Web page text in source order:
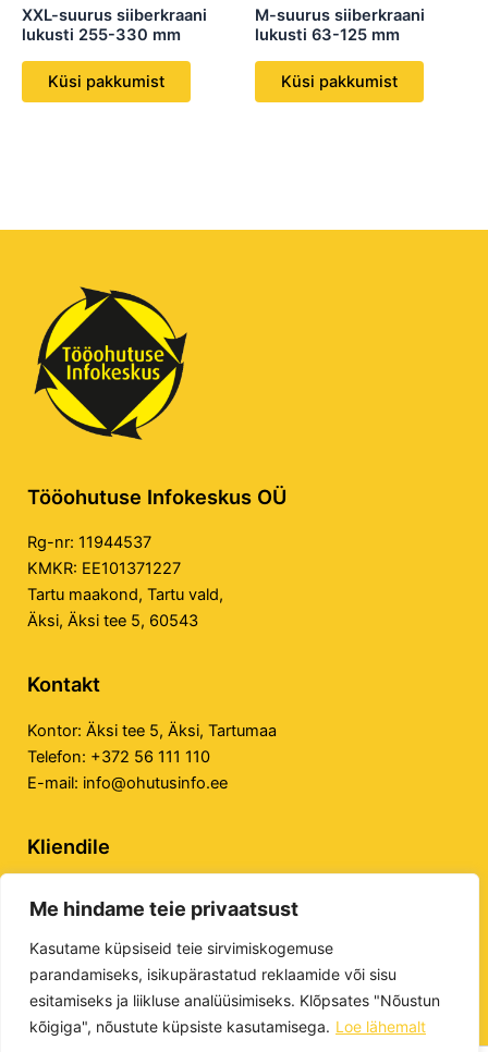
Me hindame teie privaatsust
Kasutame küpsiseid teie sirvimiskogemuse
parandamiseks, isikupärastatud reklaamide või sisu
esitamiseks ja liikluse analüüsimiseks. Klõpsates "Nõustun
kõigiga", nõustute küpsiste kasutamisega. Loe lähemalt
XXL-suurus siiberkraani
lukusti 255-330 mm
Küsi pakkumist
M-suurus siiberkraani
lukusti 63-125 mm
Küsi pakkumist
Tööohutuse Infokeskus OÜ
Rg-nr: 11944537
KMKR: EE101371227
Tartu maakond, Tartu vald,
Äksi, Äksi tee 5, 60543
Kontakt
Kontor: Äksi tee 5, Äksi, Tartumaa
Telefon: +372 56 111 110
E-mail: info@ohutusinfo.ee
Kliendile
Veebilehe kasutustingimused
E-poe kasutustingimused